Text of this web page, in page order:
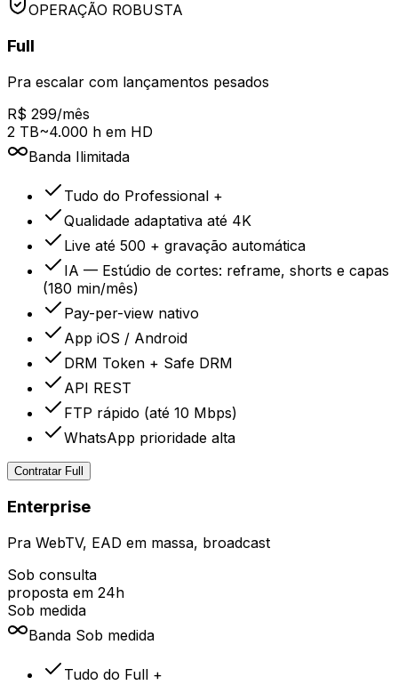
OPERAÇÃO ROBUSTA
Full
Pra escalar com lançamentos pesados
R$ 299/mês
2 TB~4.000 h em HD
Banda Ilimitada
Tudo do Professional +
Qualidade adaptativa até 4K
Live até 500 + gravação automática
IA — Estúdio de cortes: reframe, shorts e capas
(180 min/mês)
Pay-per-view nativo
App iOS / Android
DRM Token + Safe DRM
API REST
FTP rápido (até 10 Mbps)
WhatsApp prioridade alta
Contratar Full
Enterprise
Pra WebTV, EAD em massa, broadcast
Sob consulta
proposta em 24h
Sob medida
Banda Sob medida
Tudo do Full +